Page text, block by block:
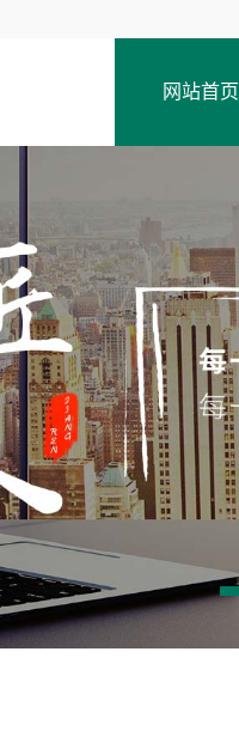
网站首页